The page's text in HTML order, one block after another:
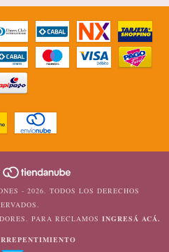
- 2026. TODOS LOS DERECHOS
PARA RECLAMOS INGRESÁ ACÁ.